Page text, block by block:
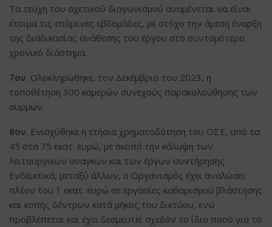
Τα τεύχη του σχετικού διαγωνισμού αναμένεται να είναι
έτοιμα τις επόμενες εβδομάδες, με στόχο την άμεση έναρξη
της διαδικασίας ανάθεσης του έργου στο συντομότερο
χρονικό διάστημα.
7ον. Ολοκληρώθηκε, τον Δεκέμβριο του 2023, η
τοποθέτηση 300 καμερών συνεχούς παρακολούθησης των
συρμών.
8ον. Ενισχύθηκε η ετήσια χρηματοδότηση του ΟΣΕ, από τα
45 στα 75 εκατ. ευρώ, με σκοπό την κάλυψη των
λειτουργικών αναγκών και των έργων συντήρησης.
Ενδεικτικά, μεταξύ άλλων, ο Οργανισμός έχει αναλώσει
πλέον του 1 εκατ. ευρώ σε εργασίες καθαρισμού βλάστησης
και κοπής δέντρων κατά μήκος του δικτύου, ενώ
προβλέπεται και έχει δεσμευτεί σχεδόν το ίδιο ποσό για το